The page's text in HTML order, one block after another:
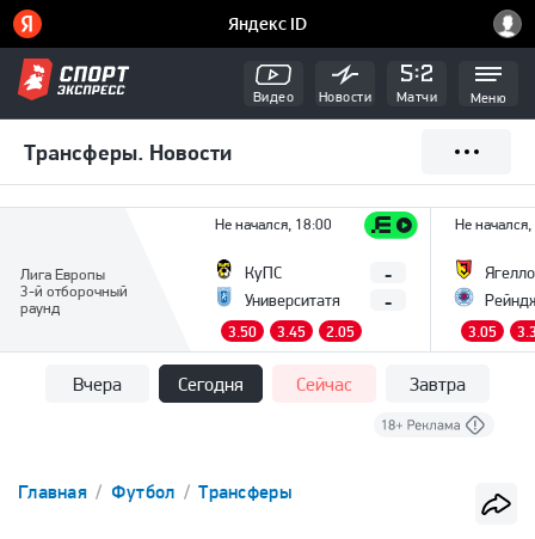
Видео Новости Матчи Меню
Трансферы. Новости
Лига Европы
3-й отборочный
раунд
Не начался, 18:00
КуПС
Университатя
-
-
3.50 3.45 2.05
Не
3.05
Вчера Сегодня Сейчас Завтра
Главная Футбол Трансферы